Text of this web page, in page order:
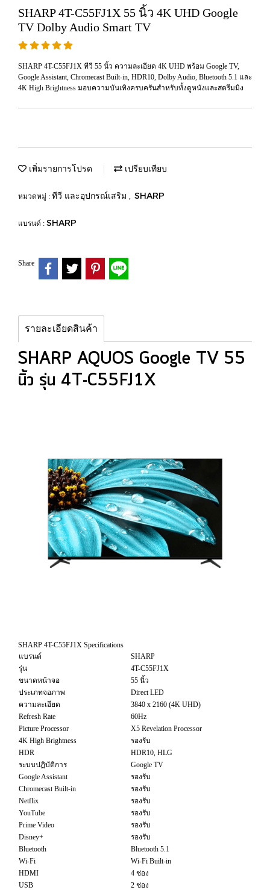
SHARP 4T-C55FJ1X 55 นิ้ว 4K UHD Google
TV Dolby Audio Smart TV
SHARP 4T-C55FJ1X ทีวี 55 นิ้ว ความละเอียด 4K UHD พร้อม Google TV,
Google Assistant, Chromecast Built-in, HDR10, Dolby Audio, Bluetooth 5.1 และ
4K High Brightness มอบความบันเทิงครบครันสำหรับทั้งดูหนังและสตรีมมิง
เพิ่มรายการโปรด เปรียบเทียบ
หมวดหมู่ : ทีวี และอุปกรณ์เสริม , SHARP
แบรนด์ : SHARP
Share
รายละเอียดสินค้า
SHARP AQUOS Google TV 55
นิ้ว รุ่น 4T-C55FJ1X
SHARP 4T-C55FJ1X Specifications
แบรนด์
SHARP
รุ่น
4T-C55FJ1X
ขนาดหน้าจอ
55 นิ้ว
ประเภทจอภาพ
Direct LED
ความละเอียด
3840 x 2160 (4K UHD)
Refresh Rate
60Hz
Picture Processor
X5 Revelation Processor
4K High Brightness
รองรับ
HDR
HDR10, HLG
ระบบปฏิบัติการ
Google TV
Google Assistant
รองรับ
Chromecast Built-in
รองรับ
Netflix
รองรับ
YouTube
รองรับ
Prime Video
รองรับ
Disney+
รองรับ
Bluetooth
Bluetooth 5.1
Wi-Fi
Wi-Fi Built-in
HDMI
4 ช่อง
USB
2 ช่อง